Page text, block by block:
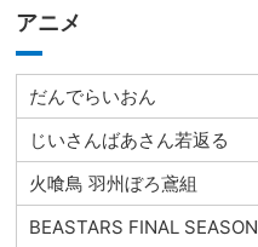
アニメ
だんでらいおん
じいさんばあさん若返る
火喰鳥 羽州ぼろ鳶組
BEASTARS FINAL SEASON